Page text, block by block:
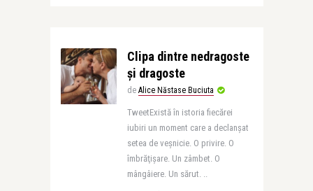
Clipa dintre nedragoste
și dragoste
de Alice Năstase Buciuta
TweetExistă în istoria fiecărei
iubiri un moment care a declanşat
setea de veşnicie. O privire. O
îmbrăţişare. Un zâmbet. O
mângâiere. Un sărut. ..